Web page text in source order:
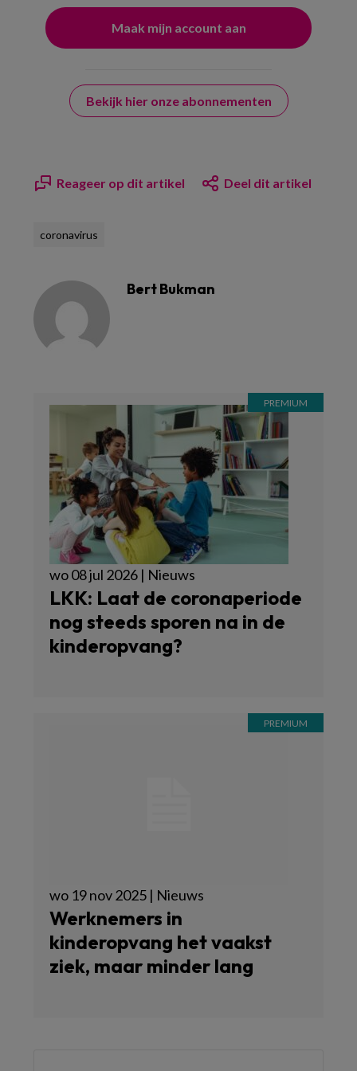
Bekijk hier onze abonnementen
Reageer op dit artikel Deel dit artikel
coronavirus
Bert Bukman
wo 08 jul 2026 | Nieuws
LKK: Laat de coronaperiode
nog steeds sporen na in de
kinderopvang?
wo 19 nov 2025 | Nieuws
Werknemers in
kinderopvang het vaakst
ziek, maar minder lang